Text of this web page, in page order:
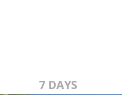
7 DAYS